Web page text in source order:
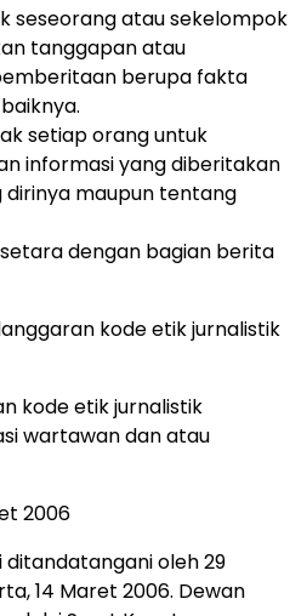
seseorang atau sekelompok
tanggapan atau
berupa fakta
setiap orang untuk
informasi yang diberitakan
maupun tentang
dengan bagian berita
kode etik jurnalistik
kode etik jurnalistik
wartawan dan atau
2006
ditandatangani oleh 29
14 Maret 2006. Dewan